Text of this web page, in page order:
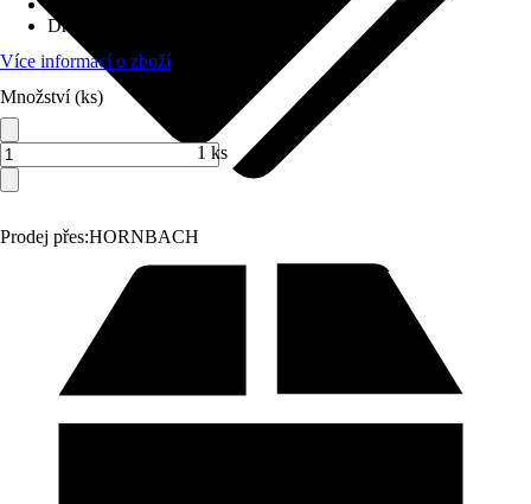
Prodej přes:HORNBACH
Druh závitu
Více informací o zboží
Množství (ks)
1 ks